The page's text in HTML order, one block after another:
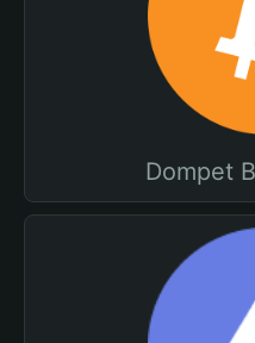
Dompet